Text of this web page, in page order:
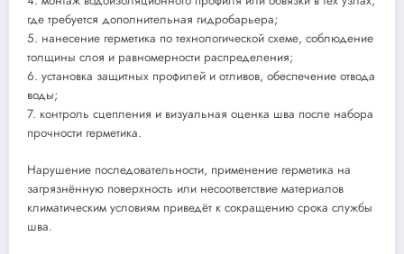
где требуется дополнительная гидробарьера;
5. нанесение герметика по технологической схеме, соблюдение
толщины слоя и равномерности распределения;
6. установка защитных профилей и отливов, обеспечение отвода
воды;
7. контроль сцепления и визуальная оценка шва после набора
прочности герметика.
Нарушение последовательности, применение герметика на
загрязнённую поверхность или несоответствие материалов
климатическим условиям приведёт к сокращению срока службы
шва.